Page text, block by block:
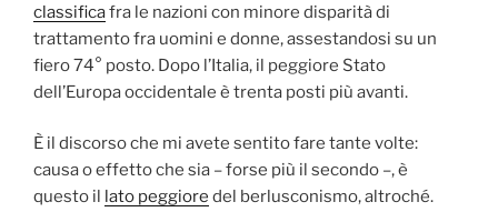
classificafra le nazioni con minore disparità di
trattamento fra uomini e donne, assestandosi su un
fiero 74° posto. Dopo l’Italia, il peggiore Stato
dell’Europa occidentale è trenta posti più avanti.
È il discorso che mi avete sentito fare tante volte:
causa o effetto che sia – forse più il secondo –, è
questo il lato peggiore del berlusconismo, altroché.